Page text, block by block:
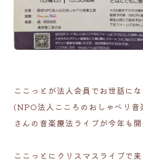
ここっとが法人会員でお世話に
(NPO法人こころのおしゃべり音
さんの音楽療法ライブが今年も
ここっとにクリスマスライブで